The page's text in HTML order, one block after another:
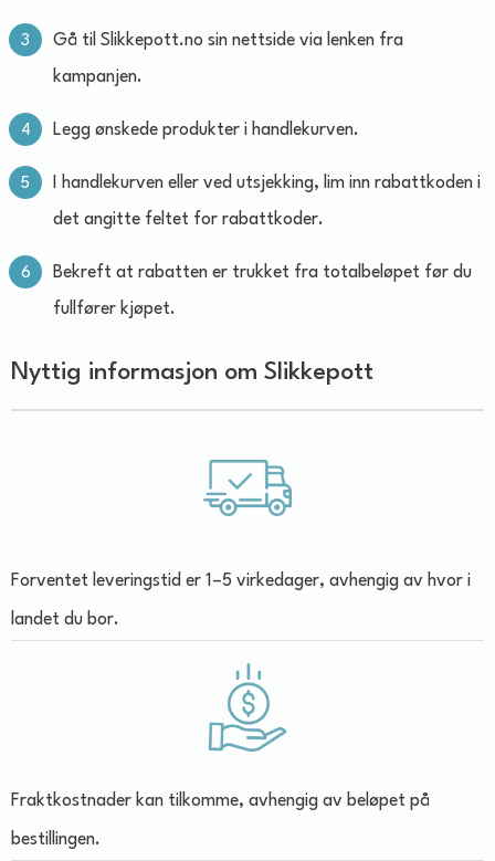
Gå til Slikkepott.no sin nettside via lenken fra
kampanjen.
Legg ønskede produkter i handlekurven.
I handlekurven eller ved utsjekking, lim inn rabattkoden i
det angitte feltet for rabattkoder.
Bekreft at rabatten er trukket fra totalbeløpet før du
fullfører kjøpet.
Nyttig informasjon om Slikkepott
Forventet leveringstid er 1–5 virkedager, avhengig av hvor i
landet du bor.
Fraktkostnader kan tilkomme, avhengig av beløpet på
bestillingen.